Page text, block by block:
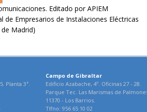
Editado por APIEM
de Empresarios de Instalaciones Eléctricas
Madrid)
Planta 3ª.
Campo de Gibraltar
Edificio Azabache, 4º. Oficinas 27 - 28.
Parque Tec. Las Marismas de
11370 - Los Barrios.
Tlfno: 956 65 10 02